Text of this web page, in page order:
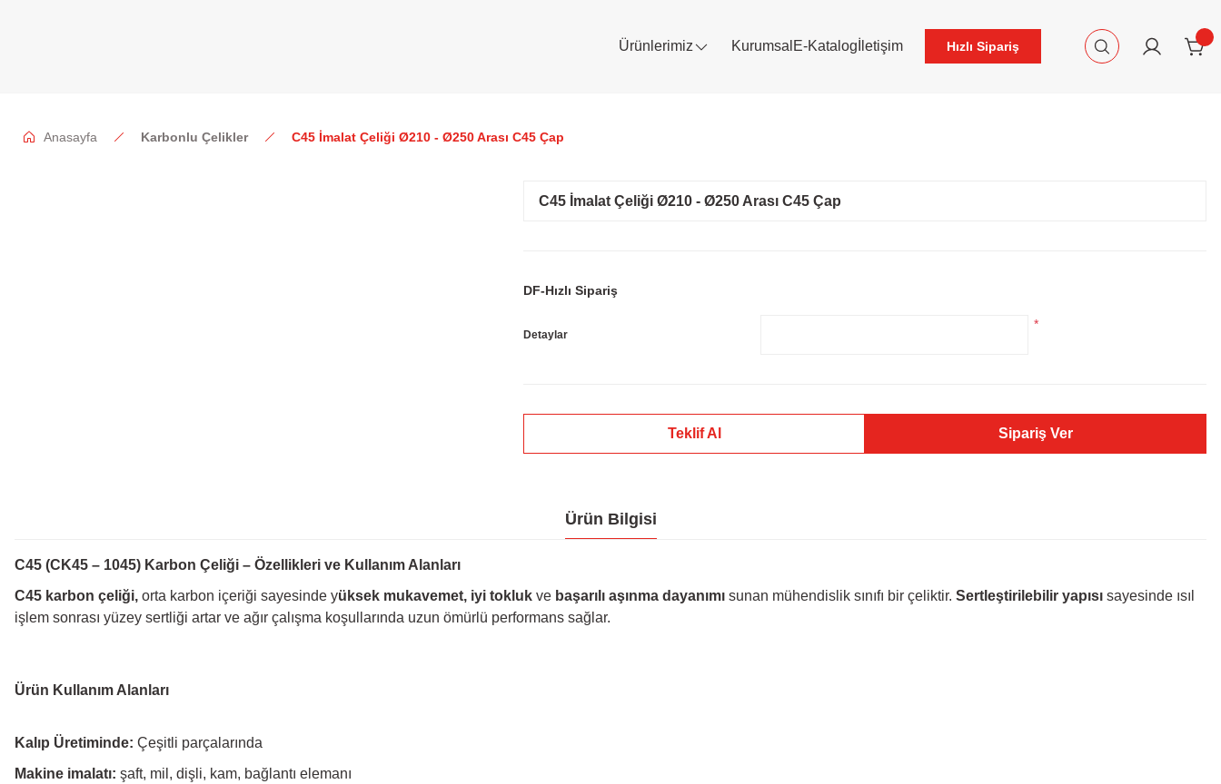
Ürünlerimiz Kurumsal E-Katalog İletişim Hızlı Sipariş
Anasayfa Karbonlu Çelikler C45 İmalat Çeliği Ø210 - Ø250 Arası C45 Çap
C45 İmalat Çeliği Ø210 - Ø250 Arası C45 Çap
DF-Hızlı Sipariş
Detaylar
*
Teklif Al Sipariş Ver
Ürün Bilgisi
C45 (CK45 – 1045) Karbon Çeliği – Özellikleri ve Kullanım Alanları
C45 karbon çeliği, orta karbon içeriği sayesinde yüksek mukavemet, iyi tokluk ve başarılı aşınma dayanımı sunan mühendislik sınıfı bir çeliktir. Sertleştirilebilir yapısı sayesinde ısıl
işlem sonrası yüzey sertliği artar ve ağır çalışma koşullarında uzun ömürlü performans sağlar.
Ürün Kullanım Alanları
Kalıp Üretiminde: Çeşitli parçalarında
Makine imalatı: şaft, mil, dişli, kam, bağlantı elemanı